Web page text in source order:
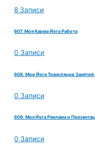
8 Записи
607. Моя Карма Йога Работа
0 Записи
608. Мои Йога Трансляции
0 Записи
609. Моя Йога Реклама и
0 Записи